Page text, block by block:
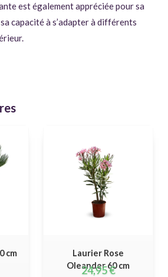
est également appréciée pour sa
capacité à s’adapter à différents
cm
Laurier Rose
Oleander 60 cm
24,95€